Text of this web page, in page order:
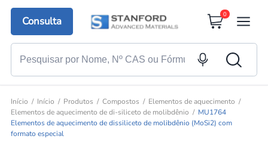
Consulta
0
Início Início Produtos Compostos
Elementos de aquecimento
Elementos de aquecimento de di-siliceto de molibdênio
MU1764
Elementos de aquecimento de dissiliceto de molibdênio (MoSi2) com
formato especial